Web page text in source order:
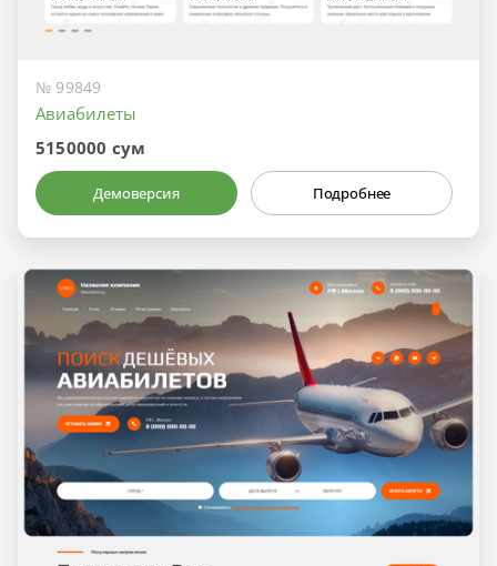
№ 99849
Авиабилеты
5150000 сум
Демоверсия Подробнее